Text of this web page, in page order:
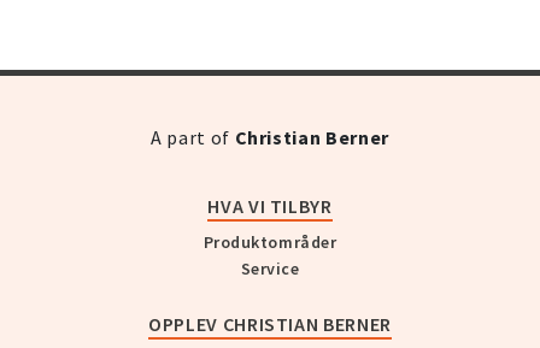
A part of Christian Berner
HVA VI TILBYR
Produktområder
Service
OPPLEV CHRISTIAN BERNER